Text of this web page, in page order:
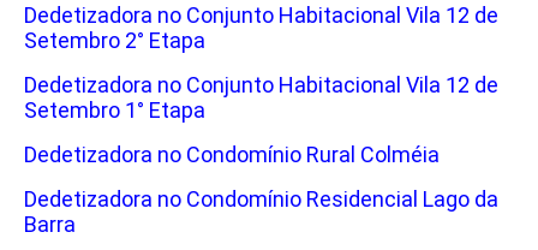
Dedetizadora no Conjunto Habitacional Vila 12 de
Setembro 2° Etapa
Dedetizadora no Conjunto Habitacional Vila 12 de
Setembro 1° Etapa
Dedetizadora no Condomínio Rural Colméia
Dedetizadora no Condomínio Residencial Lago da
Barra